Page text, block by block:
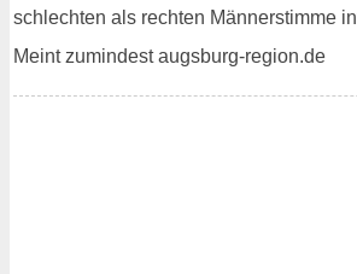
schlechten als rechten Männerstimme
Meint zumindest augsburg-region.de